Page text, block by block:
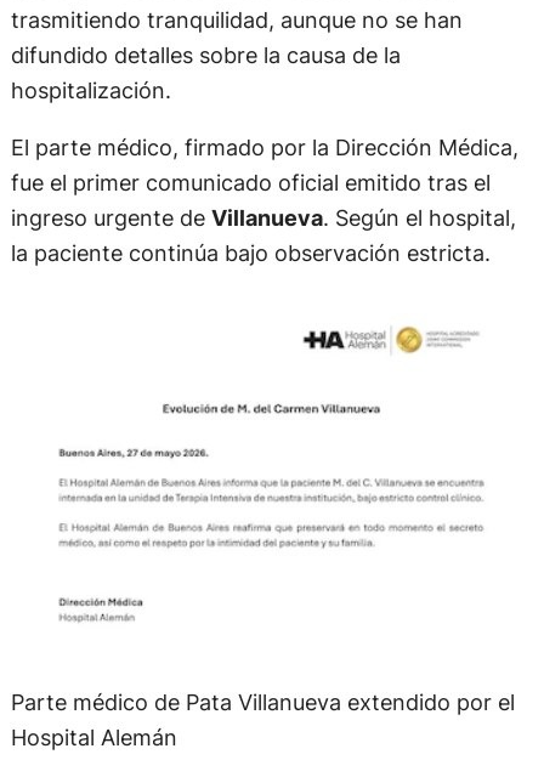
trasmitiendo tranquilidad, aunque no se han
difundido detalles sobre la causa de la
hospitalización.
El parte médico, firmado por la Dirección Médica,
fue el primer comunicado oficial emitido tras el
ingreso urgente de Villanueva. Según el hospital,
la paciente continúa bajo observación estricta.
Parte médico de Pata Villanueva extendido por el
Hospital Alemán